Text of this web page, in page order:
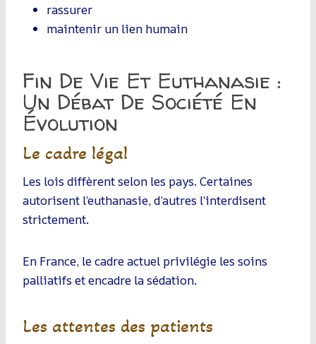
rassurer
maintenir un lien humain
Fin De Vie Et Euthanasie :
Un Débat De Société En
Évolution
Le cadre légal
Les lois diffèrent selon les pays. Certaines
autorisent l’euthanasie, d’autres l’interdisent
strictement.
En France, le cadre actuel privilégie les soins
palliatifs et encadre la sédation.
Les attentes des patients